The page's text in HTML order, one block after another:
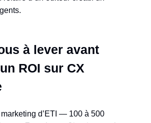
à lever avant
ROI sur CX
d’ETI — 100 à 500